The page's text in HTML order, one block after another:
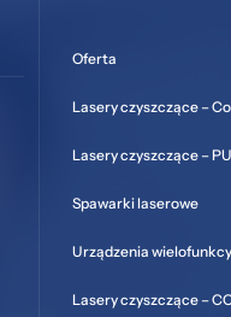
Oferta
Lasery czyszczące –
Lasery czyszczące –
Spawarki laserowe
Urządzenia
Lasery czyszczące –